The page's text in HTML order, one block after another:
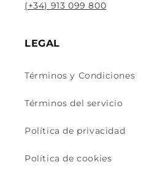
(+34) 913 099 800
LEGAL
Términos y Condiciones
Términos del servicio
Política de privacidad
Política de cookies